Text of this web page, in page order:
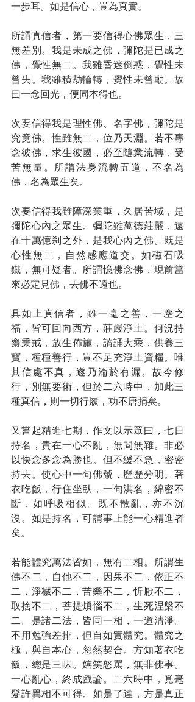
一步耳。如是信心，豈為真實。
所謂真信者，第一要信得心佛眾生，三
無差別。我是未成之佛，彌陀是已成之
佛，覺性無二。我雖昏迷倒惑，覺性未
曾失。我雖積劫輪轉，覺性未曾動。故
曰一念回光，便同本得也。
次要信得我是理性佛、名字佛，彌陀是
究竟佛。性雖無二，位乃天淵。若不專
念彼佛，求生彼國，必至隨業流轉，受
苦無量。所謂法身流轉五道，不名為
佛，名為眾生矣。
次要信得我雖障深業重，久居苦域，是
彌陀心內之眾生。彌陀雖萬德莊嚴，遠
在十萬億刹之外，是我心內之佛。既是
心性無二，自然感應道交。如磁石吸
鐵，無可疑者。所謂憶佛念佛，現前當
來必定見佛，去佛不遠也。
具如上真信者，雖一毫之善，一塵之
福，皆可回向西方，莊嚴淨土。何況持
齋秉戒，放生佈施，讀誦大乘，供養三
寶，種種善行，豈不足充淨土資糧。唯
其信處不真，遂乃淪於有漏。故今修
行，別無要術，但於二六時中，加此三
種真信，則一切行履，功不唐捐矣。
又嘗起精進七期，作文以示眾曰，七日
持名，貴在一心不亂，無間無雜。非必
以快念多念為勝也。但不緩不急，密密
持去。使心中一句佛號，歷歷分明。著
衣吃飯，行住坐臥，一句洪名，綿密不
斷，如呼吸相似。既不散亂，亦不沉
沒。如是持名，可謂事上能一心精進者
矣。
若能體究萬法皆如，無有二相。所謂生
佛不二，自他不二，因果不二，依正不
二，淨穢不二，苦樂不二，忻厭不二，
取捨不二，菩提煩惱不二，生死涅槃不
二。是諸二法，皆同一相，一道清淨。
不用勉強差排，但自如實體究。體究之
極，與自本心，忽然契合。方知著衣吃
飯，總是三昧。嬉笑怒罵，無非佛事。
一心亂心，終成戲論。二六時中，覓毫
髮許異相不可得。如是了達，方是真正